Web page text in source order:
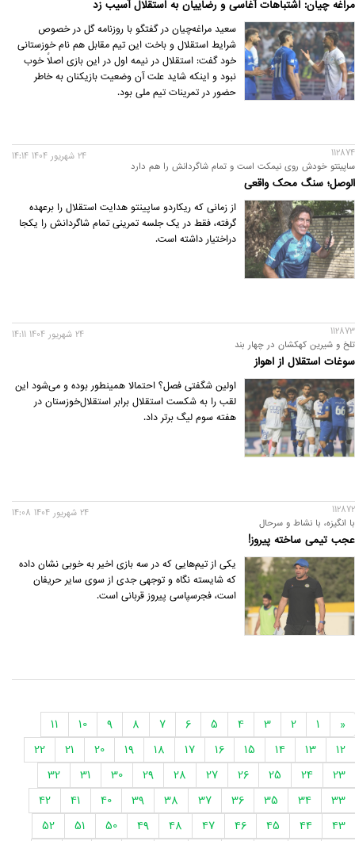
مراغه چیان: اشتباهات آغاسی و رضاییان به استقلال آسیب زد
سعید مراغه‌چیان در گفتگو با روزنامه گل در خصوص
شرایط استقلال و باخت این تیم مقابل هم نام خوزستانی
خود گفت: استقلال در نیمه اول در این بازی اصلاً خوب
نبود و اینکه شاید علت آن وضعیت بازیکنان به خاطر
حضور در تمرینات تیم ملی بود.
112874
ساپینتو خودش روی نیمکت است و تمام شاگردانش را هم دارد
الوصل؛ سنگ محک واقعی
24 شهريور 1404 14:14
از زمانی که ریکاردو ساپینتو هدایت استقلال را برعهده
گرفته، فقط در یک جلسه تمرینی تمام شاگردانش را یکجا
دراختیار داشته است.
112873
تلخ و شیرین کهکشان در چهار بند
سوغات استقلال از اهواز
24 شهريور 1404 14:11
اولین شگفتی فصل؟ احتمالا همینطور بوده و می‌شود این
لقب را به شکست استقلال ‌برابر استقلال‌خوزستان در
هفته سوم لیگ برتر داد.
112872
با انگیزه، با نشاط و سرحال
عجب تیمی ساخته پیروز!
24 شهريور 1404 14:08
یکی از تیم‌هایی که در سه بازی اخیر به خوبی نشان داده
که شایسته نگاه و توجهی جدی از سوی سایر حريفان
است، فجرسپاسی پیروز قربانی است.
«
1
2
3
4
5
6
7
8
9
10
11
12
13
14
15
16
17
18
19
20
21
22
23
24
25
26
27
28
29
30
31
32
33
34
35
36
37
38
39
40
41
42
43
44
45
46
47
48
49
50
51
52